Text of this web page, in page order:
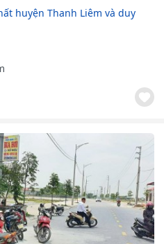
huyện Thanh Liêm và duy